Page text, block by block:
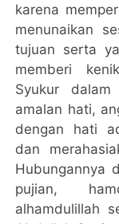
karena
menunaikan
tujuan serta
memberi
Syukur
amalan hati,
dengan hati
dan
Hubungannya
pujian,
alhamdulillah